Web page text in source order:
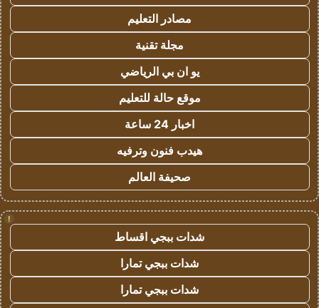
مصادر التعليم
مجلة تقنية
يو ان بي الرياضي
موقع حالة للتعليم
اخبار 24 ساعة
هيدب فنون وترفيه
صحيفة العالم
!
شدات ببجي اقساط
شدات ببجي تمارا
شدات ببجي تمارا